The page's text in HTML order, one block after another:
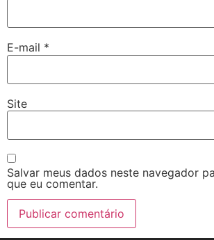
E-mail *
Site
Salvar meus dados neste navegador
que eu comentar.